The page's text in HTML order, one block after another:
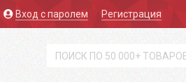
Вход с паролем Регистрация